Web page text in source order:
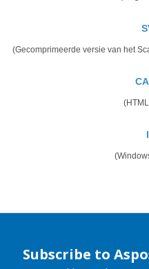
(Gecomprimeerde versie van het
Subscribe to